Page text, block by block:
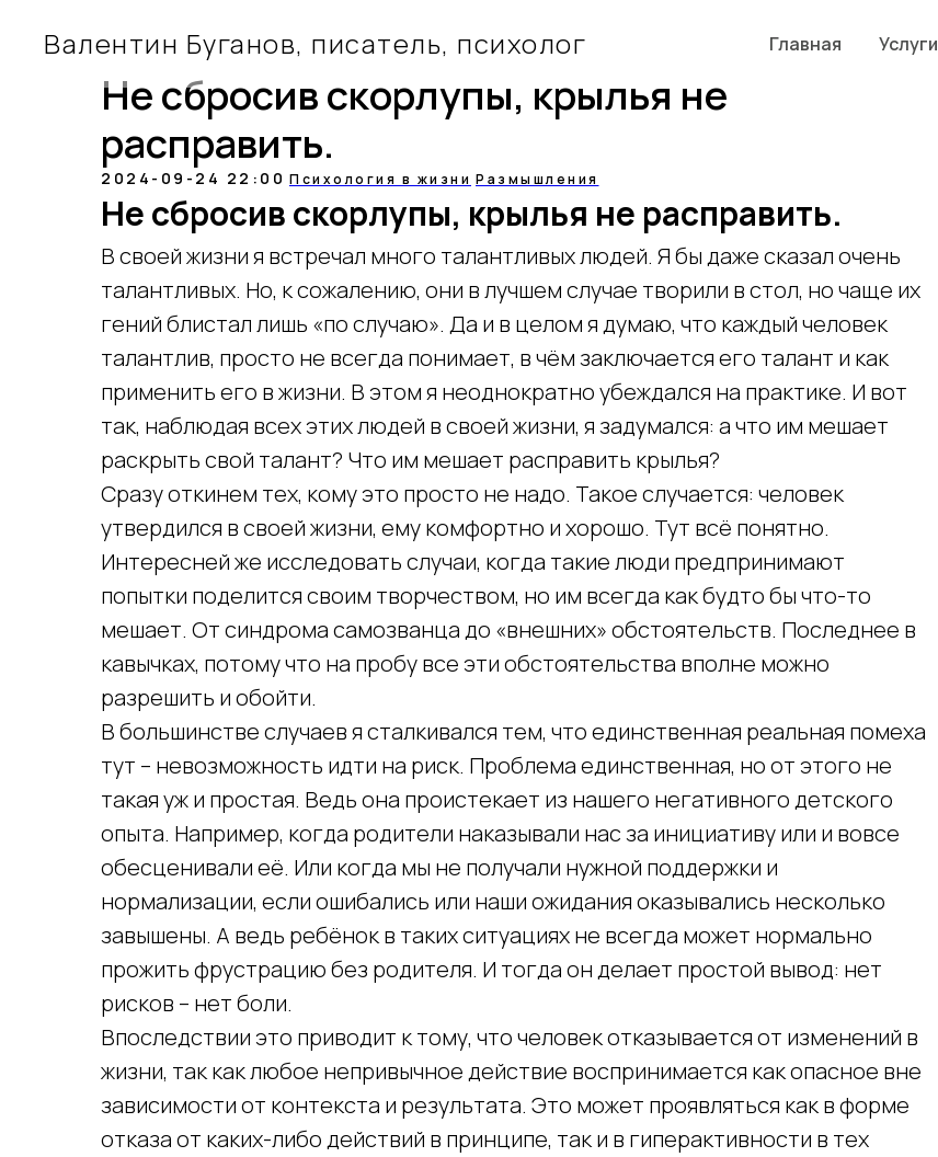
Валентин Буганов, писатель, психолог Главная Услуги
Не сбросив скорлупы, крылья не
расправить.
2024-09-24 22:00 Психология в жизни Размышления
Не сбросив скорлупы, крылья не расправить.
В своей жизни я встречал много талантливых людей. Я бы даже сказал очень
талантливых. Но, к сожалению, они в лучшем случае творили в стол, но чаще их
гений блистал лишь «по случаю». Да и в целом я думаю, что каждый человек
талантлив, просто не всегда понимает, в чём заключается его талант и как
применить его в жизни. В этом я неоднократно убеждался на практике. И вот
так, наблюдая всех этих людей в своей жизни, я задумался: а что им мешает
раскрыть свой талант? Что им мешает расправить крылья?
Сразу откинем тех, кому это просто не надо. Такое случается: человек
утвердился в своей жизни, ему комфортно и хорошо. Тут всё понятно.
Интересней же исследовать случаи, когда такие люди предпринимают
попытки поделится своим творчеством, но им всегда как будто бы что-то
мешает. От синдрома самозванца до «внешних» обстоятельств. Последнее в
кавычках, потому что на пробу все эти обстоятельства вполне можно
разрешить и обойти.
В большинстве случаев я сталкивался тем, что единственная реальная помеха
тут – невозможность идти на риск. Проблема единственная, но от этого не
такая уж и простая. Ведь она проистекает из нашего негативного детского
опыта. Например, когда родители наказывали нас за инициативу или и вовсе
обесценивали её. Или когда мы не получали нужной поддержки и
нормализации, если ошибались или наши ожидания оказывались несколько
завышены. А ведь ребёнок в таких ситуациях не всегда может нормально
прожить фрустрацию без родителя. И тогда он делает простой вывод: нет
рисков – нет боли.
Впоследствии это приводит к тому, что человек отказывается от изменений в
жизни, так как любое непривычное действие воспринимается как опасное вне
зависимости от контекста и результата. Это может проявляться как в форме
отказа от каких-либо действий в принципе, так и в гиперактивности в тех